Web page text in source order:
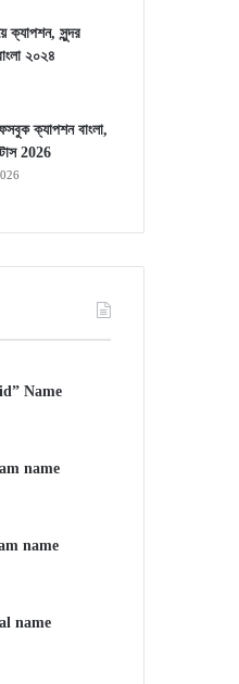
ক্যাপশন, সুন্দর
২০২৪
ক্যাপশন বাংলা,
2026
Name
name
name
name